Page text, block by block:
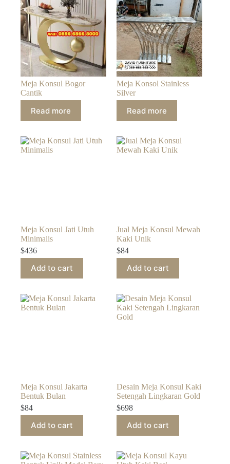
Meja Konsul Bogor
Cantik
Read more
Meja Konsol Stainless
Silver
Read more
Meja Konsul Jati Utuh
Minimalis
$436
Add to cart
Jual Meja Konsul Mewah
Kaki Unik
$84
Add to cart
Meja Konsul Jakarta
Bentuk Bulan
$84
Add to cart
Desain Meja Konsul Kaki
Setengah Lingkaran Gold
$698
Add to cart